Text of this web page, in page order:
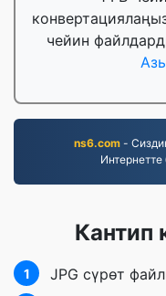
чейин
ns6.com-
Кантип
1 JPG сүрөт